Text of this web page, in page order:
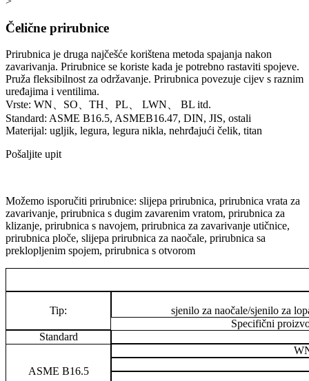
Čelične prirubnice
Prirubnica je druga najčešće korištena metoda spajanja nakon
zavarivanja. Prirubnice se koriste kada je potrebno rastaviti spojeve.
Pruža fleksibilnost za održavanje. Prirubnica povezuje cijev s raznim
uređajima i ventilima.
Vrste: WN、SO、TH、PL、 LWN、 BL itd.
Standard: ASME B16.5, ASMEB16.47, DIN, JIS, ostali
Materijal: ugljik, legura, legura nikla, nehrđajući čelik, titan
Pošaljite upit
Možemo isporučiti prirubnice: slijepa prirubnica, prirubnica vrata za
zavarivanje, prirubnica s dugim zavarenim vratom, prirubnica za
klizanje, prirubnica s navojem, prirubnica za zavarivanje utičnice,
prirubnica ploče, slijepa prirubnica za naočale, prirubnica sa
preklopljenim spojem, prirubnica s otvorom
Tip:
sjenilo za naočale/sjenilo za
Specifični
Standard
ASME B16.5